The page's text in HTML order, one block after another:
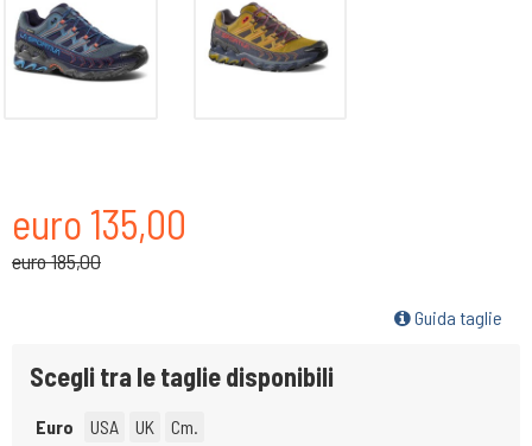
euro 135,00
euro 185,00
Guida taglie
Scegli tra le taglie disponibili
Euro USA UK Cm.